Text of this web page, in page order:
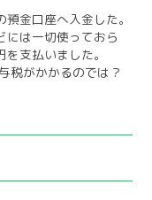
金口座へ入金した。
には一切使っておら
支払いました。
税がかかるのでは？